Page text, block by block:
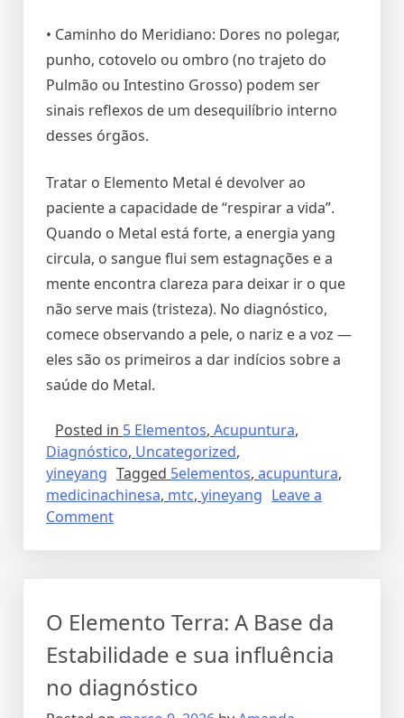
• Caminho do Meridiano: Dores no polegar,
punho, cotovelo ou ombro (no trajeto do
Pulmão ou Intestino Grosso) podem ser
sinais reflexos de um desequilíbrio interno
desses órgãos.
Tratar o Elemento Metal é devolver ao
paciente a capacidade de “respirar a vida”.
Quando o Metal está forte, a energia yang
circula, o sangue flui sem estagnações e a
mente encontra clareza para deixar ir o que
não serve mais (tristeza). No diagnóstico,
comece observando a pele, o nariz e a voz —
eles são os primeiros a dar indícios sobre a
saúde do Metal.
Posted in 5 Elementos, Acupuntura,
Diagnóstico, Uncategorized,
yineyang Tagged 5elementos, acupuntura,
medicinachinesa, mtc, yineyang Leave a
Comment
O Elemento Terra: A Base da
Estabilidade e sua influência
no diagnóstico